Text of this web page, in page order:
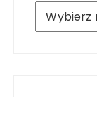
Archiwum